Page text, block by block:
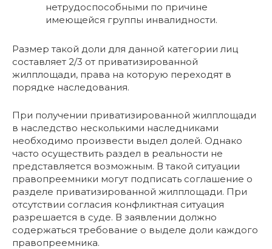
нетрудоспособными по причине
имеющейся группы инвалидности.
Размер такой доли для данной категории лиц
составляет 2/3 от приватизированной
жилплощади, права на которую переходят в
порядке наследования.
При получении приватизированной жилплощади
в наследство несколькими наследниками
необходимо произвести выдел долей. Однако
часто осуществить раздел в реальности не
представляется возможным. В такой ситуации
правопреемники могут подписать соглашение о
разделе приватизированной жилплощади. При
отсутствии согласия конфликтная ситуация
разрешается в суде. В заявлении должно
содержаться требование о выделе доли каждого
правопреемника.